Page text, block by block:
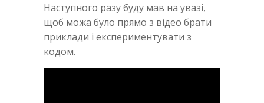
Наступного разу буду мав на увазі,
щоб можа було прямо з відео брати
приклади і експериментувати з
кодом.